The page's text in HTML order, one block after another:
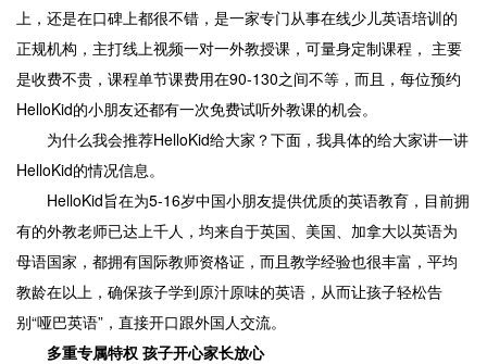
上，还是在口碑上都很不错，是一家专门从事在线少儿英语培训的
正规机构，主打线上视频一对一外教授课，可量身定制课程， 主要
是收费不贵，课程单节课费用在90-130之间不等，而且，每位预约
HelloKid的小朋友还都有一次免费试听外教课的机会。
为什么我会推荐HelloKid给大家？下面，我具体的给大家讲一讲
HelloKid的情况信息。
HelloKid旨在为5-16岁中国小朋友提供优质的英语教育，目前拥
有的外教老师已达上千人，均来自于英国、美国、加拿大以英语为
母语国家，都拥有国际教师资格证，而且教学经验也很丰富，平均
教龄在以上，确保孩子学到原汁原味的英语，从而让孩子轻松告
别“哑巴英语”，直接开口跟外国人交流。
多重专属特权 孩子开心家长放心